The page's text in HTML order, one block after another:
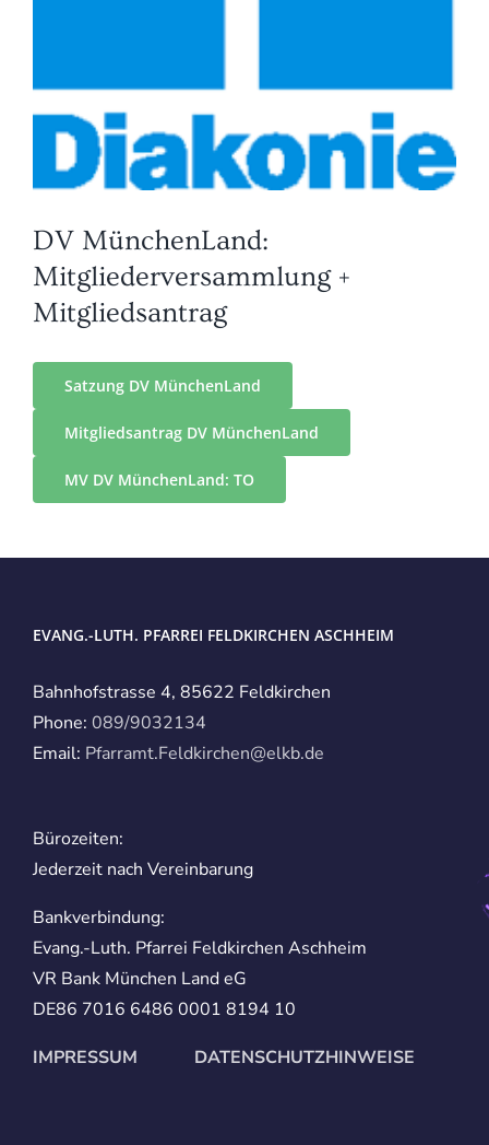
DV MünchenLand:
Mitgliederversammlung +
Mitgliedsantrag
Satzung DV MünchenLand
Mitgliedsantrag DV MünchenLand
MV DV MünchenLand: TO
EVANG.-LUTH. PFARREI FELDKIRCHEN ASCHHEIM
Bahnhofstrasse 4, 85622 Feldkirchen
Phone: 089/9032134
Email: Pfarramt.Feldkirchen@elkb.de
Bürozeiten:
Jederzeit nach Vereinbarung
Bankverbindung:
Evang.-Luth. Pfarrei Feldkirchen Aschheim
VR Bank München Land eG
DE86 7016 6486 0001 8194 10
IMPRESSUM
DATENSCHUTZHINWEISE